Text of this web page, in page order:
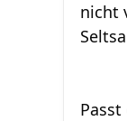
nicht